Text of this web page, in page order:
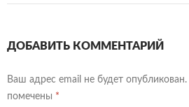
ДОБАВИТЬ КОММЕНТАРИЙ
Ваш адрес email не будет опубликован.
помечены *